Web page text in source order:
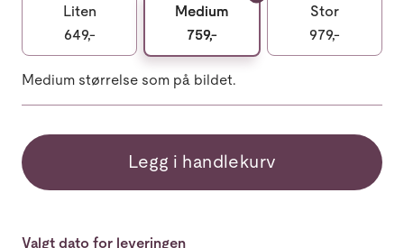
Liten
649,-
Medium
759,-
Stor
979,-
Medium størrelse som på bildet.
Legg i handlekurv
Valgt dato for leveringen